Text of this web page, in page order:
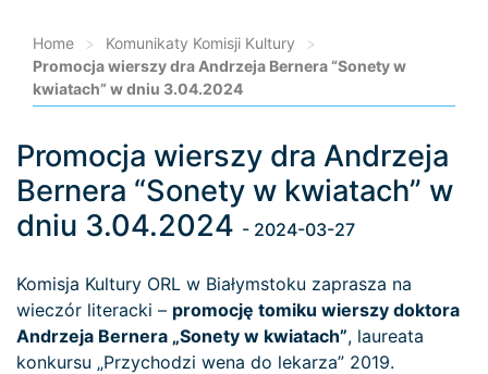
Home > Komunikaty Komisji Kultury
>
Promocja wierszy dra Andrzeja Bernera “Sonety w
kwiatach” w dniu 3.04.2024
Loading...
Promocja wierszy dra Andrzeja
Bernera “Sonety w kwiatach” w
dniu 3.04.2024 - 2024-03-27
Komisja Kultury ORL w Białymstoku zaprasza na
wieczór literacki – promocję tomiku wierszy doktora
Andrzeja Bernera „Sonety w kwiatach”, laureata
konkursu „Przychodzi wena do lekarza” 2019.